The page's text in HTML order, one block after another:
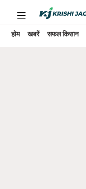
होम खबरें सफल किसान